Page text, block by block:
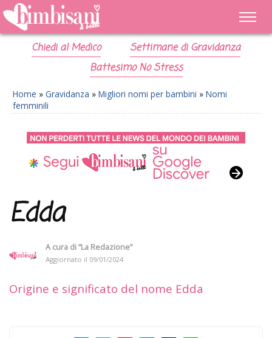
Chiedi al Medico
Settimane di Gravidanza
Battesimo No Stress
Home » Gravidanza » Migliori nomi per bambini » Nomi
femminili
Edda
A cura di“La Redazione”
Aggiornato il 09/01/2024
Origine e significato del nome Edda